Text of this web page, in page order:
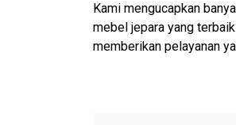
Kami mengucapkan
mebel jepara yang
memberikan pelayanan